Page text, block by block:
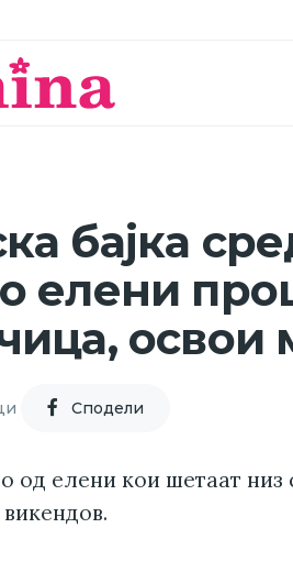
бајка
елени
освои
Cподели
од елени кои шетаат